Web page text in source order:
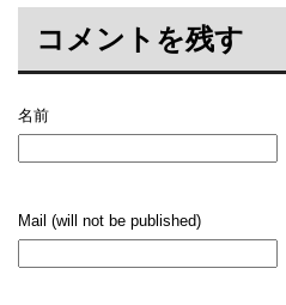
コメントを残す
名前
Mail (will not be published)